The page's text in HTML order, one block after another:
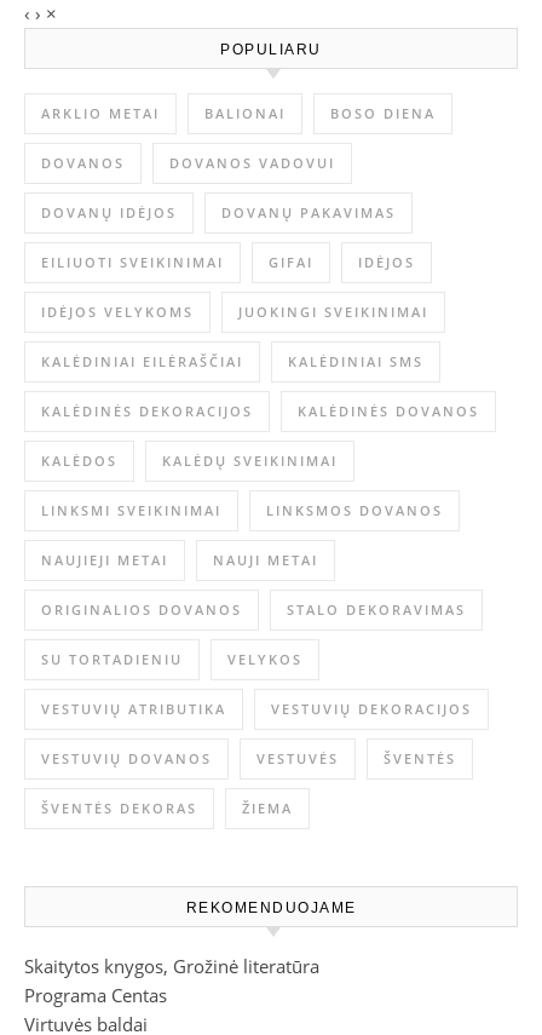
‹ › ×
POPULIARU
ARKLIO METAI BALIONAI BOSO DIENA
DOVANOS DOVANOS VADOVUI
DOVANŲ IDĖJOS DOVANŲ PAKAVIMAS
EILIUOTI SVEIKINIMAI GIFAI IDĖJOS
IDĖJOS VELYKOMS JUOKINGI SVEIKINIMAI
KALĖDINIAI EILĖRAŠČIAI KALĖDINIAI SMS
KALĖDINĖS DEKORACIJOS KALĖDINĖS DOVANOS
KALĖDOS KALĖDŲ SVEIKINIMAI
LINKSMI SVEIKINIMAI LINKSMOS DOVANOS
NAUJIEJI METAI NAUJI METAI
ORIGINALIOS DOVANOS STALO DEKORAVIMAS
SU TORTADIENIU VELYKOS
VESTUVIŲ ATRIBUTIKA VESTUVIŲ DEKORACIJOS
VESTUVIŲ DOVANOS VESTUVĖS ŠVENTĖS
ŠVENTĖS DEKORAS ŽIEMA
REKOMENDUOJAME
Skaitytos knygos, Grožinė literatūra
Programa Centas
Virtuvės baldai